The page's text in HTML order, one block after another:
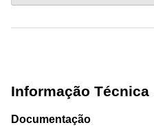
Informação Técnica
Documentação